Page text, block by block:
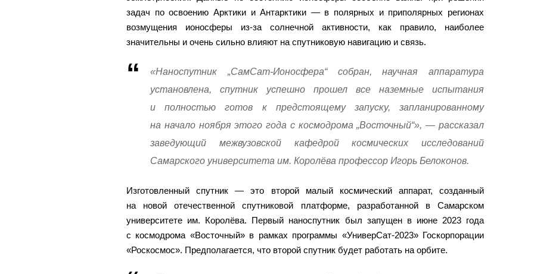
задач по освоению Арктики и Антарктики — в полярных и приполярных регионах
возмущения ионосферы из-за солнечной активности, как правило, наиболее
значительны и очень сильно влияют на спутниковую навигацию и связь.
«Наноспутник „СамСат-Ионосфера“ собран, научная аппаратура
установлена, спутник успешно прошел все наземные испытания
и полностью готов к предстоящему запуску, запланированному
на начало ноября этого года с космодрома „Восточный“», — рассказал
заведующий межвузовской кафедрой космических исследований
Самарского университета им. Королёва профессор Игорь Белоконов.
Изготовленный спутник — это второй малый космический аппарат, созданный
на новой отечественной спутниковой платформе, разработанной в Самарском
университете им. Королёва. Первый наноспутник был запущен в июне 2023 года
с космодрома «Восточный» в рамках программы «УниверСат-2023» Госкорпорации
«Роскосмос». Предполагается, что второй спутник будет работать на орбите.